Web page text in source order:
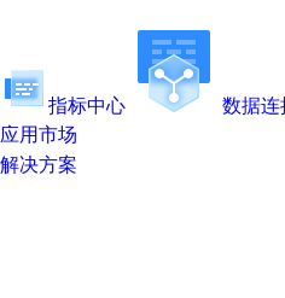
指标中心 数据连
应用市场
解决方案